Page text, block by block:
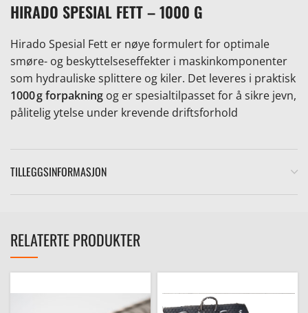
HIRADO SPESIAL FETT – 1000 G
Hirado Spesial Fett er nøye formulert for optimale
smøre- og beskyttelseseffekter i maskinkomponenter
som hydrauliske splittere og kiler. Det leveres i praktisk
1000 g forpakning og er spesialtilpasset for å sikre jevn,
pålitelig ytelse under krevende driftsforhold
TILLEGGSINFORMASJON
RELATERTE PRODUKTER